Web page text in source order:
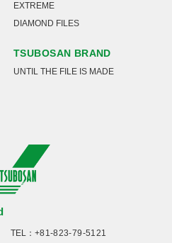
TEL： +81-823-79-5121
EXTREME
DIAMOND FILES
TSUBOSAN BRAND
UNTIL THE FILE IS MADE